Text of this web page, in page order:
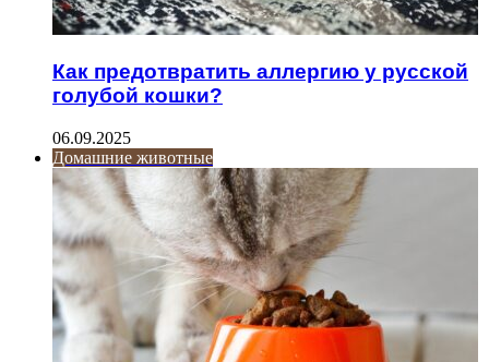
Как предотвратить аллергию у русской
голубой кошки?
06.09.2025
Домашние животные